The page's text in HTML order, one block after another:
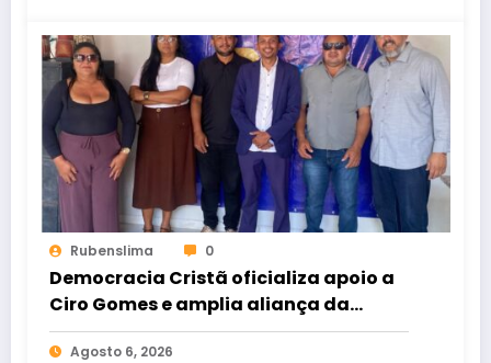
Rubenslima 0
Democracia Cristã oficializa apoio a
Ciro Gomes e amplia aliança da
oposição no Ceará
Agosto 6, 2026